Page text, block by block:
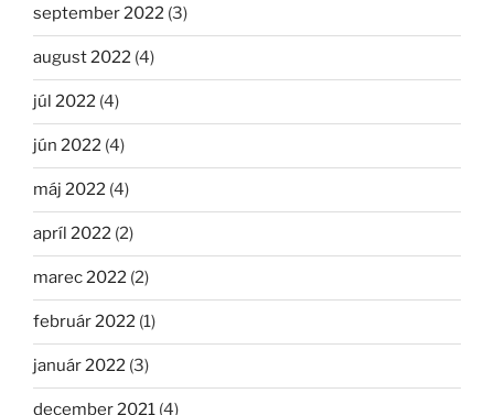
september 2022 (3)
august 2022 (4)
júl 2022 (4)
jún 2022 (4)
máj 2022 (4)
apríl 2022 (2)
marec 2022 (2)
február 2022 (1)
január 2022 (3)
december 2021 (4)